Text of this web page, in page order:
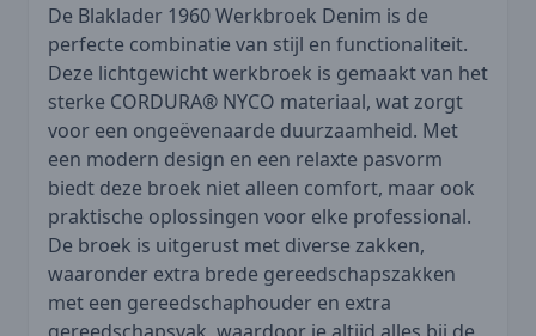
De Blaklader 1960 Werkbroek Denim is de
perfecte combinatie van stijl en functionaliteit.
Deze lichtgewicht werkbroek is gemaakt van het
sterke CORDURA® NYCO materiaal, wat zorgt
voor een ongeëvenaarde duurzaamheid. Met
een modern design en een relaxte pasvorm
biedt deze broek niet alleen comfort, maar ook
praktische oplossingen voor elke professional.
De broek is uitgerust met diverse zakken,
waaronder extra brede gereedschapszakken
met een gereedschaphouder en extra